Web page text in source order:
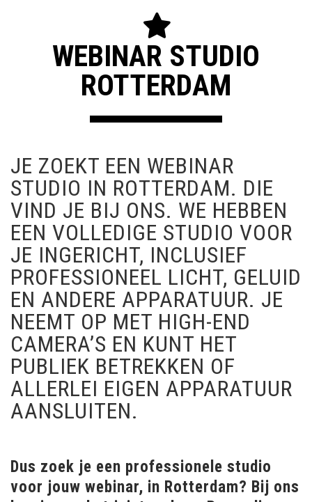
WEBINAR STUDIO
ROTTERDAM
JE ZOEKT EEN WEBINAR
STUDIO IN ROTTERDAM. DIE
VIND JE BIJ ONS. WE HEBBEN
EEN VOLLEDIGE STUDIO VOOR
JE INGERICHT, INCLUSIEF
PROFESSIONEEL LICHT, GELUID
EN ANDERE APPARATUUR. JE
NEEMT OP MET HIGH-END
CAMERA’S EN KUNT HET
PUBLIEK BETREKKEN OF
ALLERLEI EIGEN APPARATUUR
AANSLUITEN.
Dus zoek je een professionele studio
voor jouw webinar, in Rotterdam? Bij ons